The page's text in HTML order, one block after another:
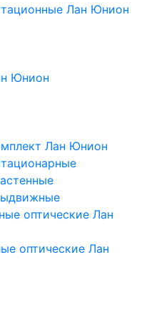
Лан Юнион
Юнион
Лан Юнион
оптические Лан
оптические Лан